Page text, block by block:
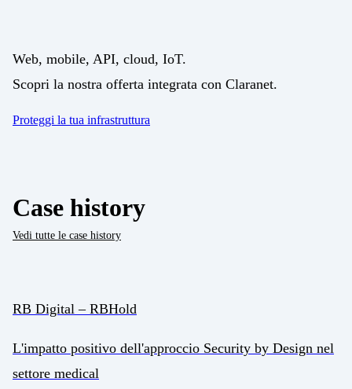
Web, mobile, API, cloud, IoT.
Scopri la nostra offerta integrata con Claranet.
Proteggi la tua infrastruttura
Case history
Vedi tutte le case history
RB Digital – RBHold
L'impatto positivo dell'approccio Security by Design nel
settore medical